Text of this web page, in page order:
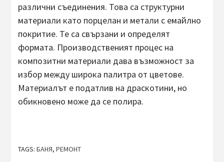
различни съединения. Това са структурни
материали като порцелан и метали с емайлно
покритие. Те са свързани и определят
формата. Производственият процес на
композитни материали дава възможност за
избор между широка палитра от цветове.
Материалът е податлив на драскотини, но
обикновено може да се полира.
TAGS: БАНЯ, РЕМОНТ